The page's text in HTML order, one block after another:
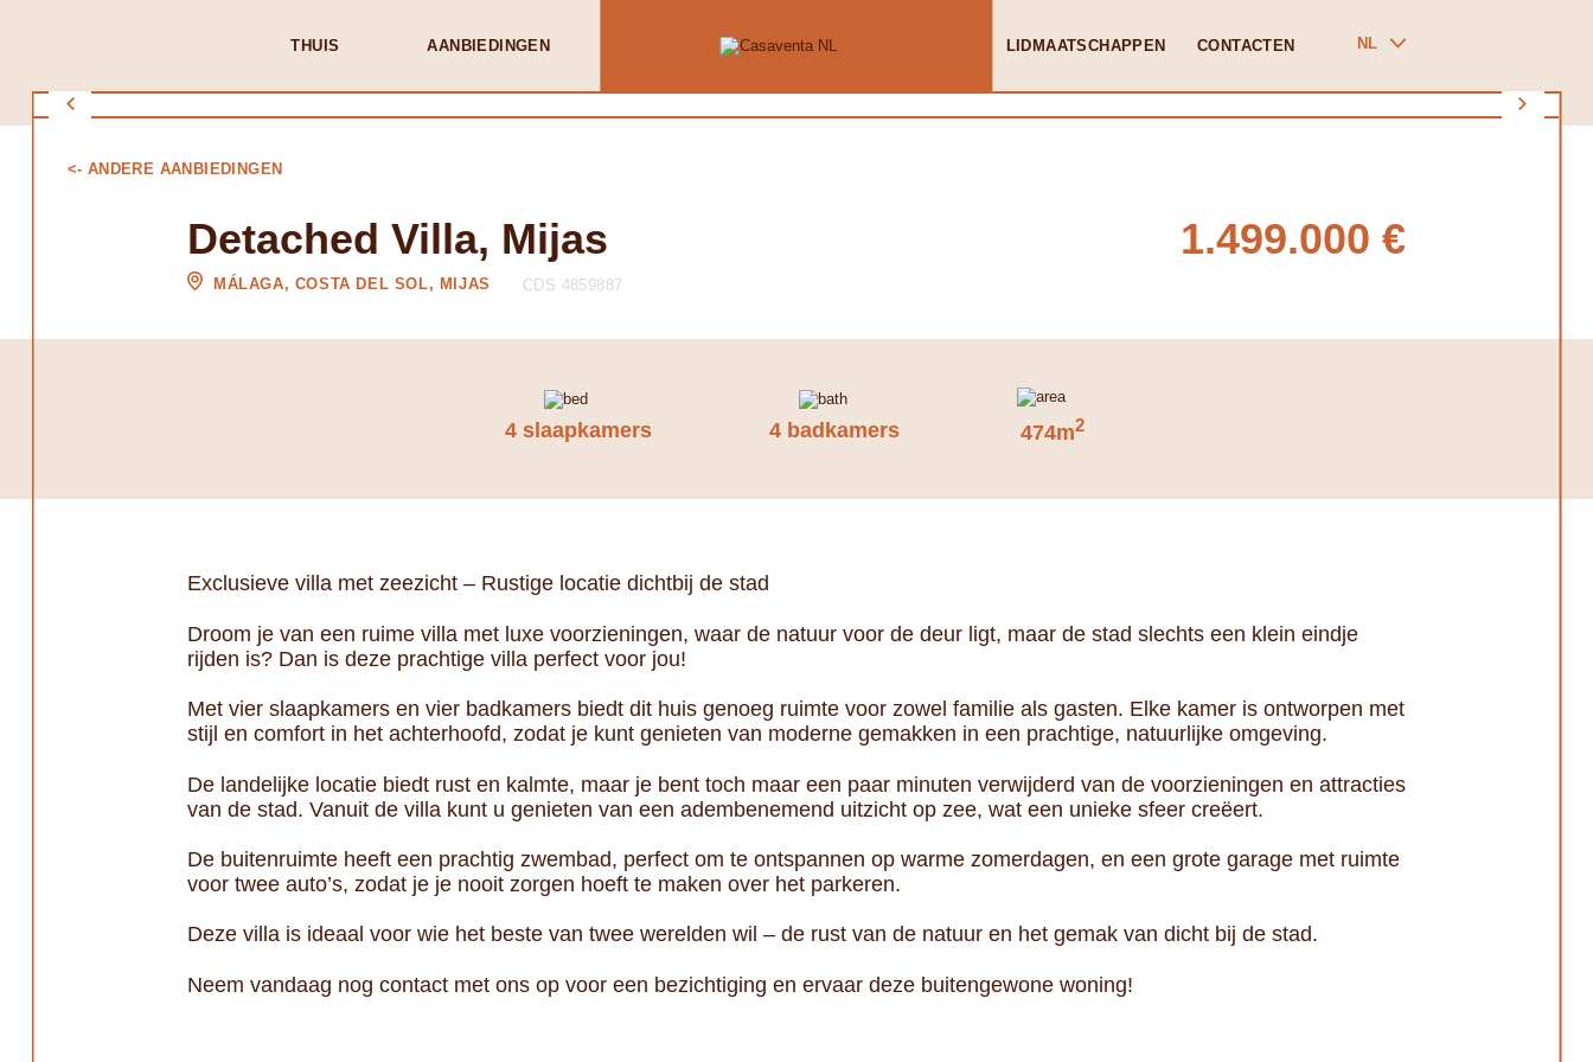
THUIS AANBIEDINGEN LIDMAATSCHAPPEN CONTACTEN NL
<- ANDERE AANBIEDINGEN
Detached Villa, Mijas
MÁLAGA, COSTA DEL SOL, MIJAS CDS 4859887
1.499.000 €
4 slaapkamers 4 badkamers 474m2
Exclusieve villa met zeezicht – Rustige locatie dichtbij de stad
Droom je van een ruime villa met luxe voorzieningen, waar de natuur voor de deur ligt, maar de stad slechts een klein eindje
rijden is? Dan is deze prachtige villa perfect voor jou!
Met vier slaapkamers en vier badkamers biedt dit huis genoeg ruimte voor zowel familie als gasten. Elke kamer is ontworpen met
stijl en comfort in het achterhoofd, zodat je kunt genieten van moderne gemakken in een prachtige, natuurlijke omgeving.
De landelijke locatie biedt rust en kalmte, maar je bent toch maar een paar minuten verwijderd van de voorzieningen en attracties
van de stad. Vanuit de villa kunt u genieten van een adembenemend uitzicht op zee, wat een unieke sfeer creëert.
De buitenruimte heeft een prachtig zwembad, perfect om te ontspannen op warme zomerdagen, en een grote garage met ruimte
voor twee auto’s, zodat je je nooit zorgen hoeft te maken over het parkeren.
Deze villa is ideaal voor wie het beste van twee werelden wil – de rust van de natuur en het gemak van dicht bij de stad.
Neem vandaag nog contact met ons op voor een bezichtiging en ervaar deze buitengewone woning!